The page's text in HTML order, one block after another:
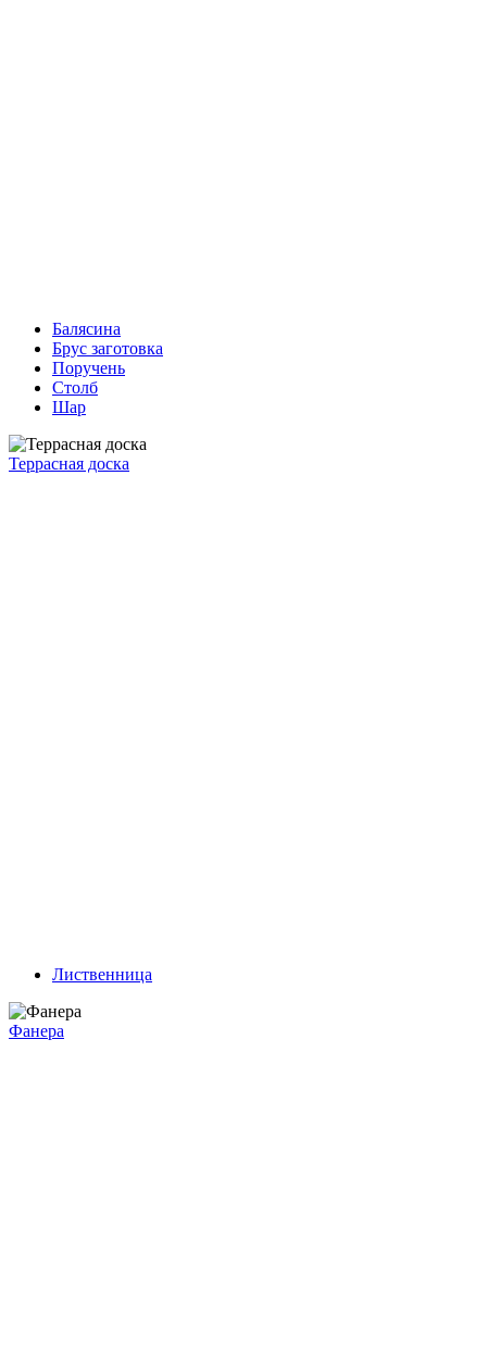
Балясина
Брус заготовка
Поручень
Столб
Шар
Террасная доска
Лиственница
Фанера